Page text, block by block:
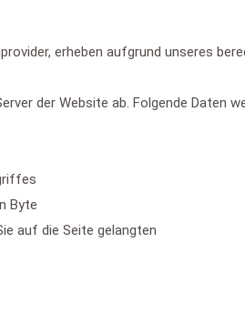
erheben aufgrund unseres
der Website ab. Folgende Daten
Byte
auf die Seite gelangten